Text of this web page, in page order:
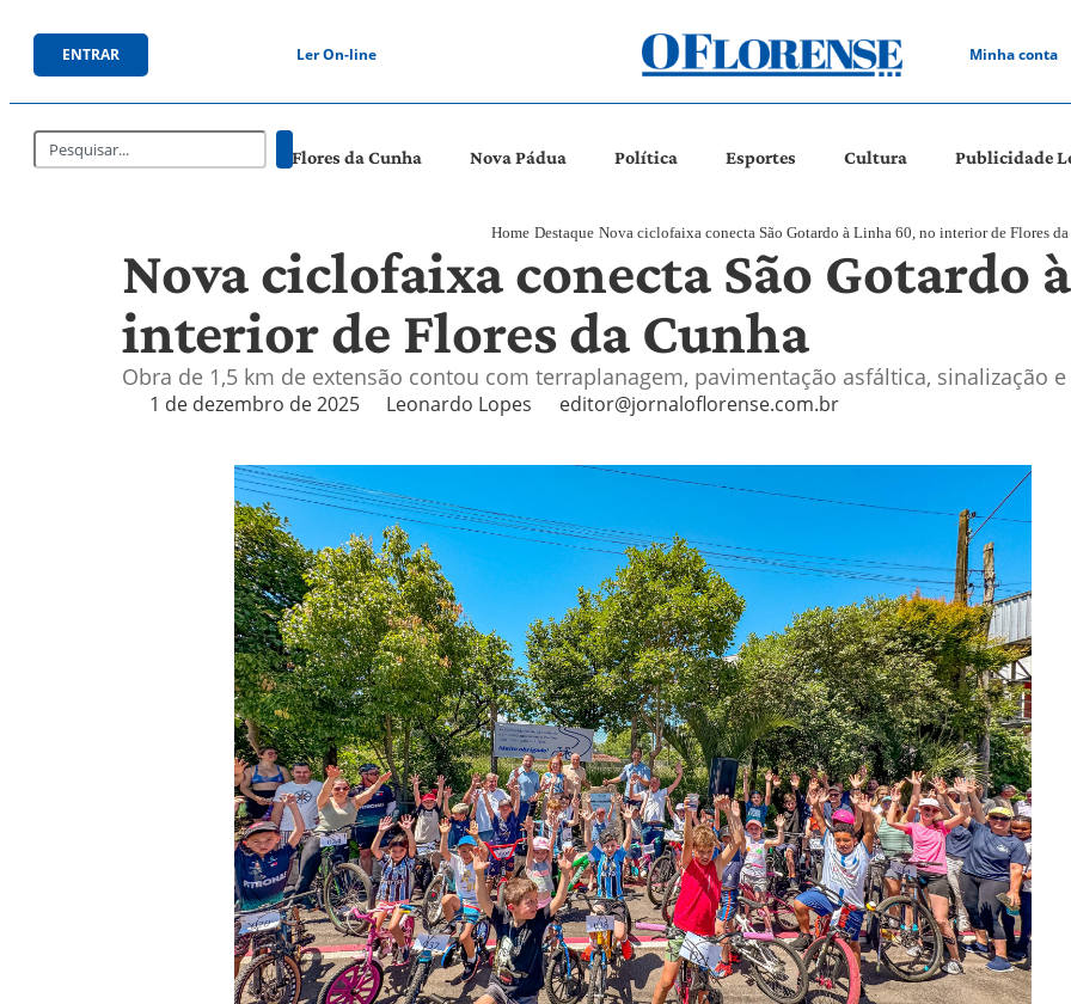
ENTRAR Ler On-line Minha conta
Flores da Cunha Nova Pádua Política Esportes Cultura Publicidade
Home Destaque Nova ciclofaixa conecta São Gotardo à Linha 60, no interior de Flores da
Nova ciclofaixa conecta São Gotardo
interior de Flores da Cunha
Obra de 1,5 km de extensão contou com terraplanagem, pavimentação asfáltica, sinalização
1 de dezembro de 2025 Leonardo Lopes editor@jornaloflorense.com.br